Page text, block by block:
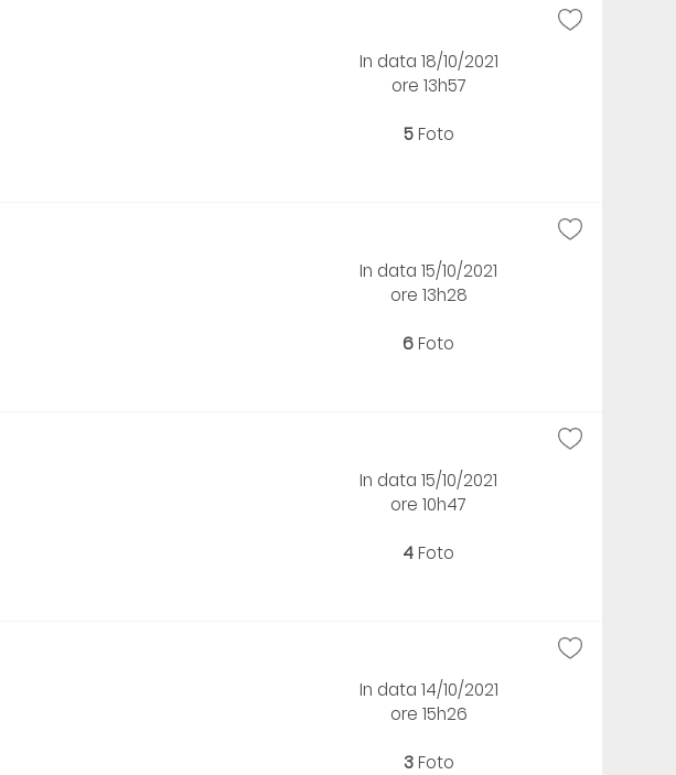
In data 18/10/2021
ore 13h57
5Foto
In data 15/10/2021
ore 13h28
6 Foto
In data 15/10/2021
ore 10h47
4 Foto
In data 14/10/2021
ore 15h26
3Foto